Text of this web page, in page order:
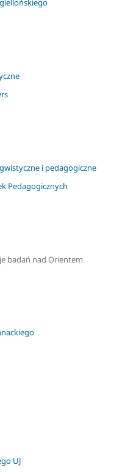
i pedagogiczne
Pedagogicznych
badań nad Orientem
UJ